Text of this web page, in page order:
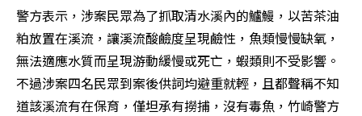
警方表示，涉案民眾為了抓取清水溪內的鱸鰻，以苦茶油
粕放置在溪流，讓溪流酸鹼度呈現鹼性，魚類慢慢缺氧，
無法適應水質而呈現游動緩慢或死亡，蝦類則不受影響。
不過涉案四名民眾到案後供詞均避重就輕，且都聲稱不知
道該溪流有在保育，僅坦承有撈捕，沒有毒魚，竹崎警方